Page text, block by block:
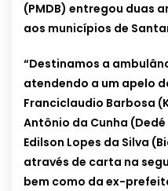
(PMDB) entregou duas
aos municípios de
“Destinamos a
atendendo a um apelo
Franciclaudio Barbosa
Antônio da Cunha (Dedé
Edilson Lopes da Silva
através de carta na
bem como da ex-